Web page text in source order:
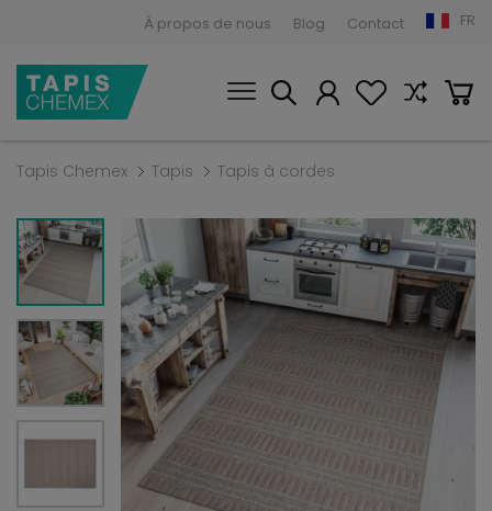
À propos de nous Blog Contact FR
Tapis Chemex Tapis Tapis à cordes